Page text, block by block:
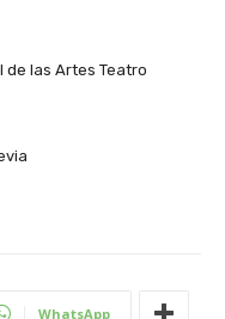
de las Artes Teatro
WhatsApp